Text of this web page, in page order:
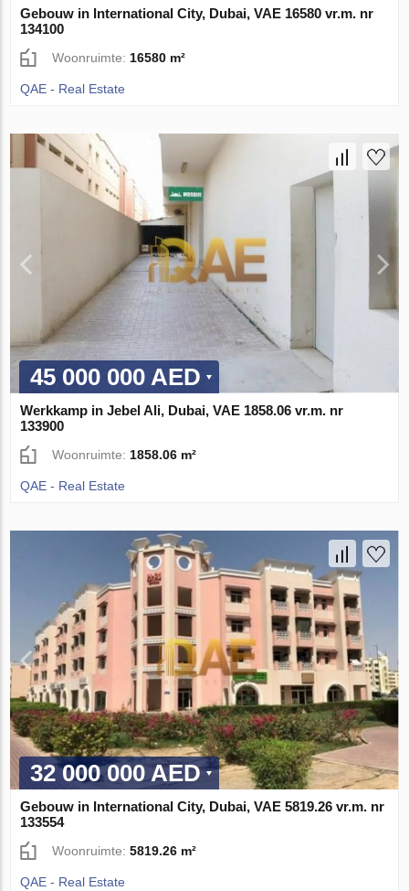
Gebouw in International City, Dubai, VAE 16580 vr.m. nr
134100
Woonruimte: 16580 m²
QAE - Real Estate
45 000 000 AED
Werkkamp in Jebel Ali, Dubai, VAE 1858.06 vr.m. nr
133900
Woonruimte: 1858.06 m²
QAE - Real Estate
32 000 000 AED
Gebouw in International City, Dubai, VAE 5819.26 vr.m. nr
133554
Woonruimte:5819.26 m²
QAE - Real Estate